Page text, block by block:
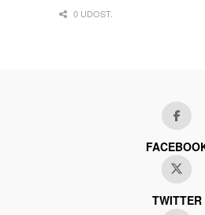
0 UDOST.
TWITTER